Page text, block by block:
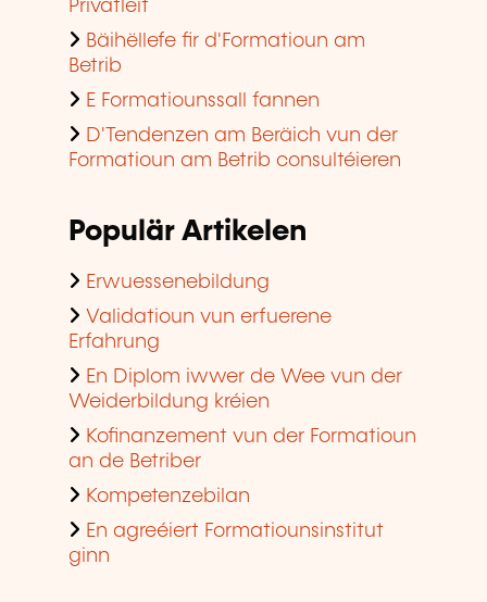
Privatleit
Bäihëllefe fir d'Formatioun am
Betrib
E Formatiounssall fannen
D'Tendenzen am Beräich vun der
Formatioun am Betrib consultéieren
Populär Artikelen
Erwuessenebildung
Validatioun vun erfuerene
Erfahrung
En Diplom iwwer de Wee vun der
Weiderbildung kréien
Kofinanzement vun der Formatioun
an de Betriber
Kompetenzebilan
En agreéiert Formatiounsinstitut
ginn